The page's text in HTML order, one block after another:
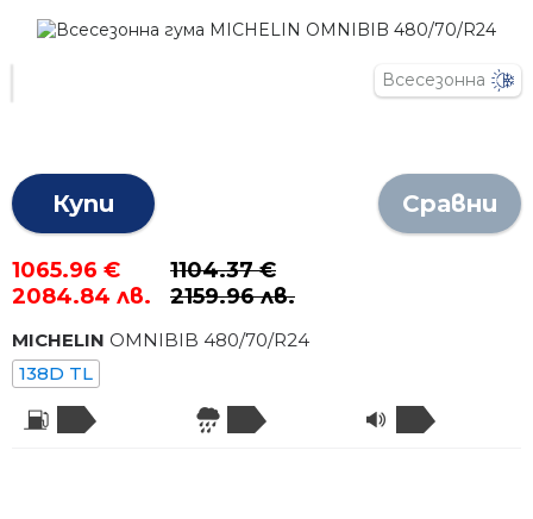
Всесезонна
Купи Сравни
1065.96 €
2084.84 лв.
1104.37 €
2159.96 лв.
MICHELIN OMNIBIB 480/70/R24
138D TL